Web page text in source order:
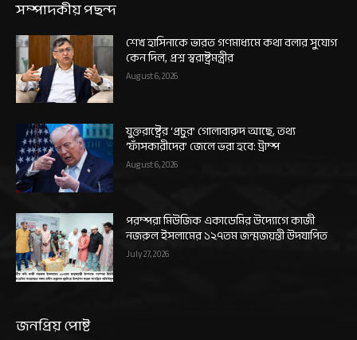
সম্পাদকীয় পছন্দ
শেখ হাসিনাকে ভারত গণমাধ্যমে কথা বলার সুযোগ
কেন দিল, প্রশ্ন স্বরাষ্ট্রমন্ত্রীর
August 6, 2026
যুক্তরাষ্ট্রের ‘প্রচুর’ গোলাবারুদ আছে, তথ্য
‘ফাঁসকারীদের’ জেলে ভরা হবে: ট্রাম্প
August 6, 2026
পরম্পরা মিউজিক একাডেমির উদ্যোগে কাজী
নজরুল ইসলামের ১২৭তম জন্মজয়ন্তী উদযাপিত
July 27, 2026
জনপ্রিয় পোষ্ট